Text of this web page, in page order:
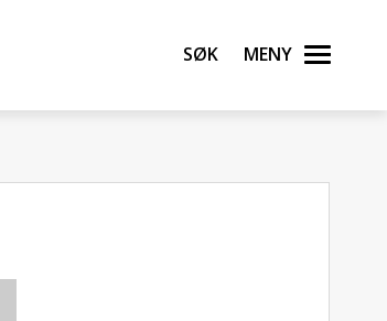
Søk Meny